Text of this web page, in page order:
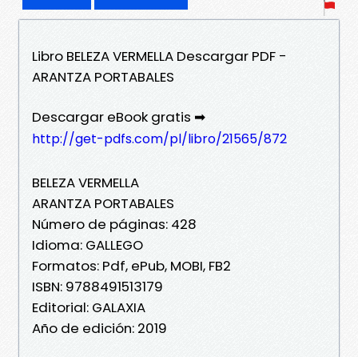
Libro BELEZA VERMELLA Descargar PDF -
ARANTZA PORTABALES
Descargar eBook gratis ➡
http://get-pdfs.com/pl/libro/21565/872
BELEZA VERMELLA
ARANTZA PORTABALES
Número de páginas: 428
Idioma: GALLEGO
Formatos: Pdf, ePub, MOBI, FB2
ISBN: 9788491513179
Editorial: GALAXIA
Año de edición: 2019